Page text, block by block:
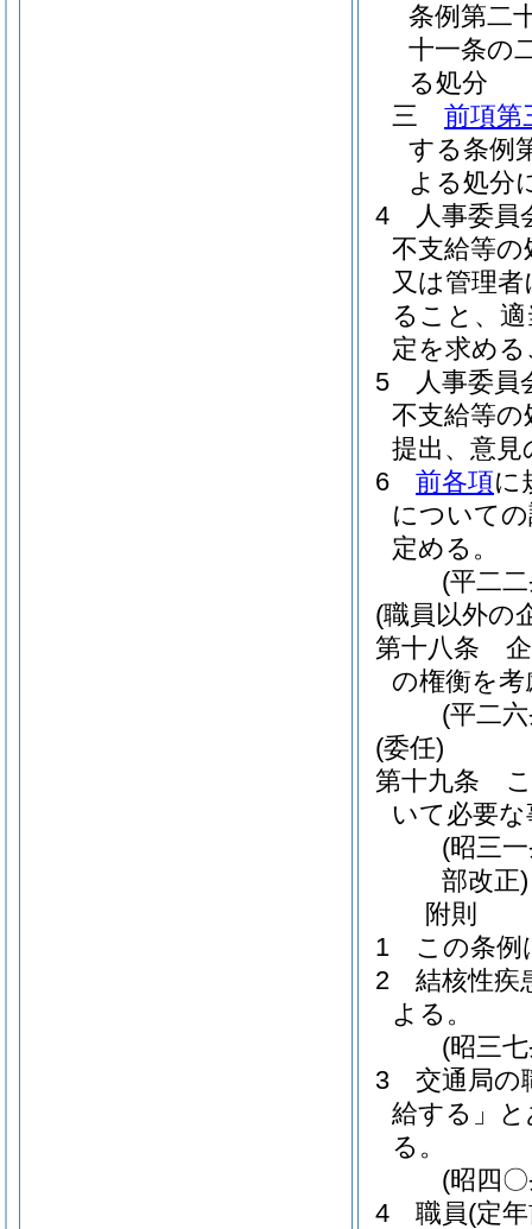
条例第二
十一条の
る処分
三
前項第
する条例
よる処分
4
人事委
不支給等
又は管理
ること、
定を求め
5
人事委
不支給等
提出、意
6
前各項に
について
定める。
(平二
(職員以外の
第十八条
の権衡を
(平二
(委任)
第十九条
いて必要
(昭三
部改正)
附則
1
この条例
2
結核性疾
よる。
(昭三
3
交通局の
給する」
る。
(昭四
4
職員(定